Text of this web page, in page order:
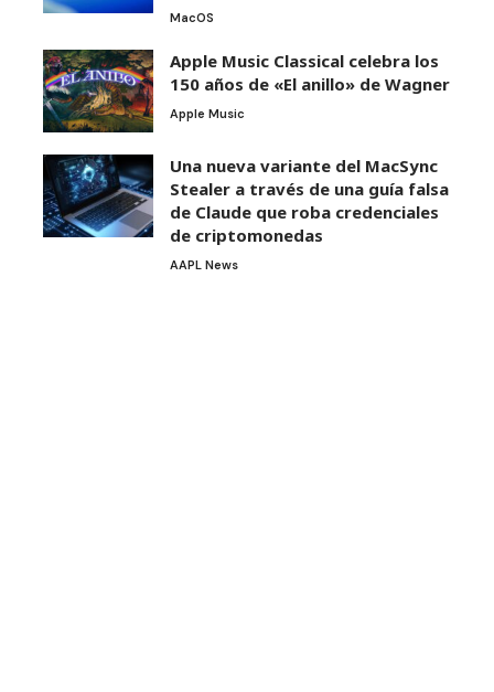
MacOS
Apple Music Classical celebra los
150 años de «El anillo» de Wagner
Apple Music
Una nueva variante del MacSync
Stealer a través de una guía falsa
de Claude que roba credenciales
de criptomonedas
AAPL News